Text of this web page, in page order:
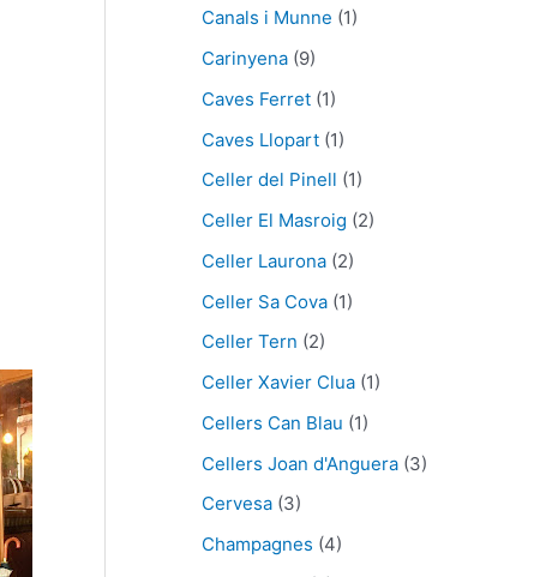
Canals i Munne (1)
Carinyena (9)
Caves Ferret (1)
Caves Llopart (1)
Celler del Pinell (1)
Celler El Masroig (2)
Celler Laurona (2)
Celler Sa Cova (1)
Celler Tern (2)
Celler Xavier Clua (1)
Cellers Can Blau (1)
Cellers Joan d'Anguera (3)
Cervesa (3)
Champagnes (4)